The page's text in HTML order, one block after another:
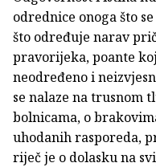
odrednice onoga što
što određuje narav
pravorijeka, poante
neodređeno i
se nalaze na trusnom
bolnicama, o
uhodanih rasporeda,
riječ je o dolasku na